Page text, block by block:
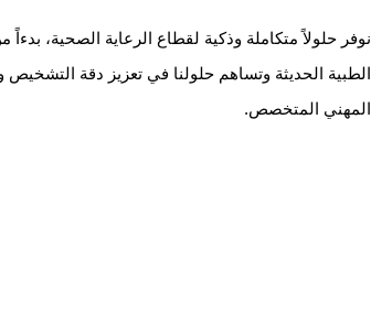
نوفر حلولاً متكاملة وذكية لقطاع الرعاية الصحية،
الطبية الحديثة وتساهم حلولنا في تعزيز دقة
المهني المتخصص.